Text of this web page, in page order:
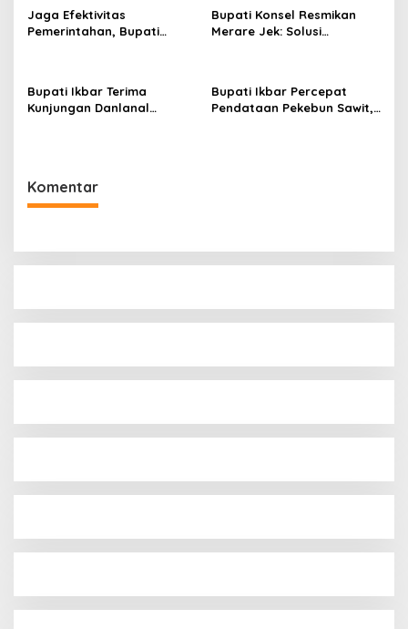
Jaga Efektivitas
Pemerintahan, Bupati
Bupati Konsel Resmikan
Merare Jek: Solusi
Bupati Ikbar Terima
Kunjungan Danlanal
Bupati Ikbar Percepat
Pendataan Pekebun Sawit,
Komentar